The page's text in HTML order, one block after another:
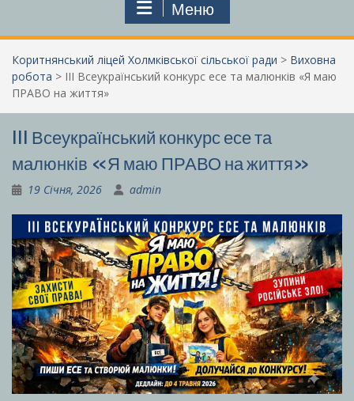
Меню
Коритнянський ліцей Холмківської сільської ради > Виховна
робота > III Всеукраїнський конкурс есе та малюнків «Я маю
ПРАВО на життя»
III Всеукраїнський конкурс есе та
малюнків «Я маю ПРАВО на життя»
19 Січня, 2026 admin